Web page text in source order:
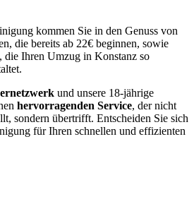
kommen Sie in den Genuss von
die bereits ab 22€ beginnen, sowie
die Ihren Umzug in Konstanz so
und unsere 18-jährige
hervorragenden Service, der nicht
sondern übertrifft. Entscheiden Sie sich
für Ihren schnellen und effizienten